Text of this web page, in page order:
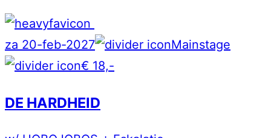
za 20-feb-2027
Mainstage
€ 18,-
DE HARDHEID